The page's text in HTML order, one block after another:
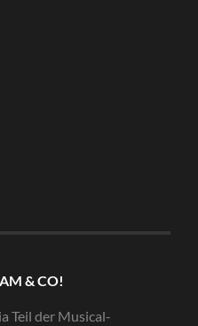
& CO!
Teil der Musical-